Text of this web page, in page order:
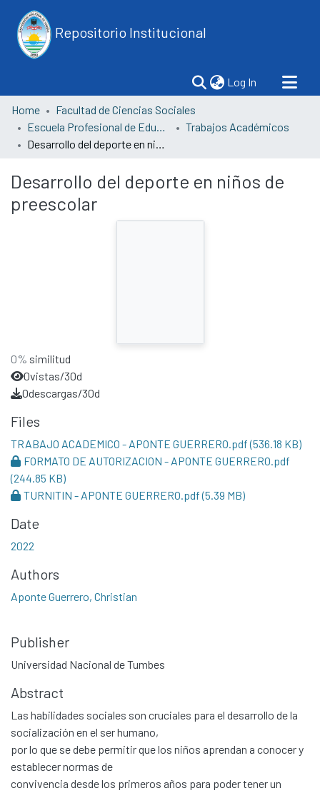
Repositorio Institucional
Log In (current)
Home
Facultad de Ciencias Sociales
Escuela Profesional de Educación
Trabajos Académicos
Desarrollo del deporte en niños de preescolar
Desarrollo del deporte en niños de
preescolar
0% similitud
0vistas/30d
0descargas/30d
Files
TRABAJO ACADEMICO - APONTE GUERRERO.pdf(536.18 KB)
FORMATO DE AUTORIZACION - APONTE GUERRERO.pdf
(244.85 KB)
TURNITIN - APONTE GUERRERO.pdf(5.39 MB)
Date
2022
Authors
Aponte Guerrero, Christian
Publisher
Universidad Nacional de Tumbes
Abstract
Las habilidades sociales son cruciales para el desarrollo de la
socialización en el ser humano,
por lo que se debe permitir que los niños aprendan a conocer y
establecer normas de
convivencia desde los primeros años para poder tener un